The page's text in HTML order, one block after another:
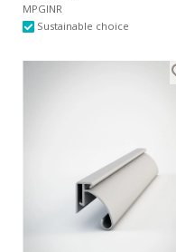
MPGINR
Sustainable choice